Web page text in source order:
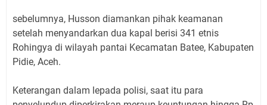
sebelumnya, Husson diamankan pihak keamanan
setelah menyandarkan dua kapal berisi 341 etnis
Rohingya di wilayah pantai Kecamatan Batee, Kabupaten
Pidie, Aceh.
Keterangan dalam lepada polisi, saat itu para